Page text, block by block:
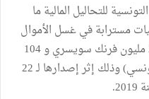
للتحاليل المالية ما
بعمليات مسترابة في غسل الأموال
وتمويل الإرهاب ( 5ر3 مليون أورو و 2 مليون فرنك سويسري و 104
مليون دولار أمريكي و 58 ألف دينار تونسي) وذلك إثر إصدارها لـ 22